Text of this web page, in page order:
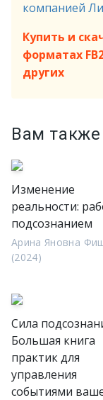
компанией
Купить и
форматах
других
Вам
Изменение
реальности:
подсознанием
Арина Яновна
(2024)
Сила
Большая книга
практик для
управления
событиями